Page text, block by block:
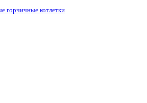
горчичные котлетки